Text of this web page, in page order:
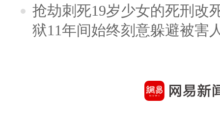
抢劫刺死19岁少女的死刑改
狱11年间始终刻意躲避被害